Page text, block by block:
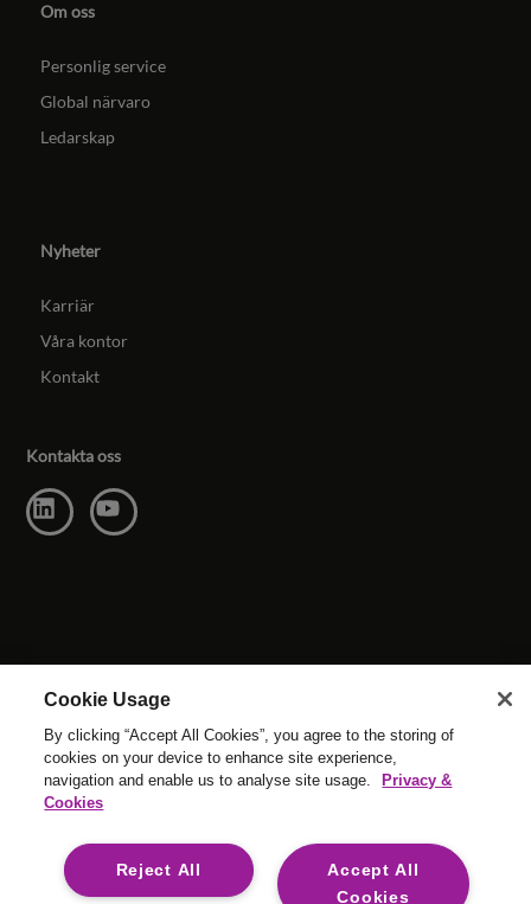
Om oss
Personlig service
Global närvaro
Ledarskap
Nyheter
Karriär
Våra kontor
Kontakt
Kontakta oss
© Upphovsrätt Reed & Mackay 2026 . Alla rättigheter
Webbplatsens villor|Cookie-inställningar|Modern Slavery
Juridiska villkor
Cookie Usage
By clicking “Accept All Cookies”, you agree to the storing of
cookies on your device to enhance site experience,
navigation and enable us to analyse site usage.
Privacy &
Cookies
Accept All
Cookies
Reject All